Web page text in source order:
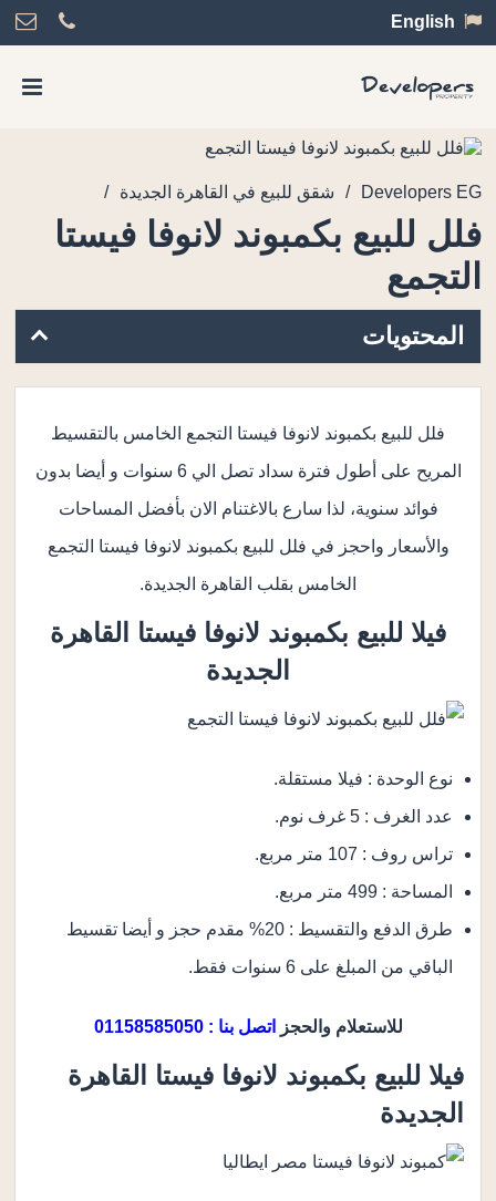
English
Developers EG
/ شقق للبيع في القاهرة الجديدة /
فلل للبيع بكمبوند لانوفا فيستا
التجمع
المحتويات
فلل للبيع بكمبوند لانوفا فيستا التجمع الخامس بالتقسيط
المريح على أطول فترة سداد تصل الي 6 سنوات و أيضا بدون
فوائد سنوية، لذا سارع بالاغتنام الان بأفضل المساحات
والأسعار واحجز في فلل للبيع بكمبوند لانوفا فيستا التجمع
الخامس بقلب القاهرة الجديدة.
فيلا للبيع بكمبوند لانوفا فيستا القاهرة
الجديدة
نوع الوحدة : فيلا مستقلة.
عدد الغرف : 5 غرف نوم.
تراس روف : 107 متر مربع.
المساحة : 499 متر مربع.
طرق الدفع والتقسيط : 20% مقدم حجز و أيضا تقسيط
الباقي من المبلغ على 6 سنوات فقط.
للاستعلام والحجز اتصل بنا : 01158585050
فيلا للبيع بكمبوند لانوفا فيستا القاهرة
الجديدة